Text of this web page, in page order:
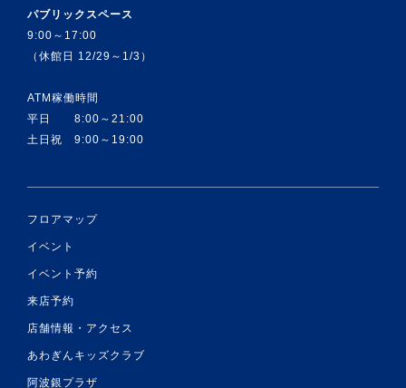
パブリックスペース
9:00～17:00
（休館日 12/29～1/3）
ATM稼働時間
平日 8:00～21:00
土日祝 9:00～19:00
フロアマップ
イベント
イベント予約
来店予約
店舗情報・アクセス
あわぎんキッズクラブ
阿波銀プラザ